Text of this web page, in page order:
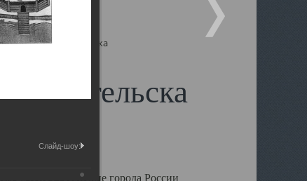
собор Архангельска
другие губернские города России
Слайд-шоу: